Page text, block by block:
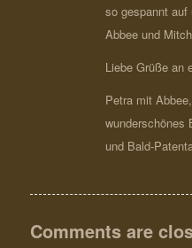
so gespannt auf
Abbee und
Liebe Grüße an
Petra mit
wunderschönes
und Bald-
Comments are